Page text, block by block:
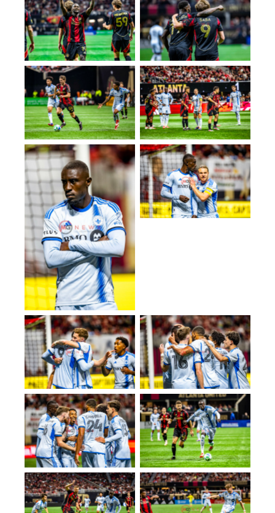
No Caption No Caption
No Caption No Caption
No Caption
No Caption
No Caption No Caption
No Caption No Caption
No Caption No Caption